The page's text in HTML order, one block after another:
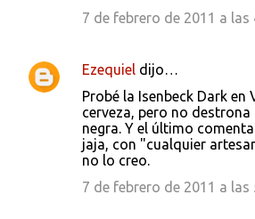
7 de febrero de 2011 a las
Ezequiel dijo…
Probé la Isenbeck Dark en
cerveza, pero no destrona
negra. Y el último
jaja, con "cualquier
no lo creo.
7 de febrero de 2011 a las